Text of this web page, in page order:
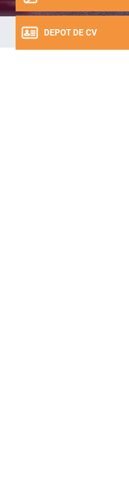
DEPOT DE CV